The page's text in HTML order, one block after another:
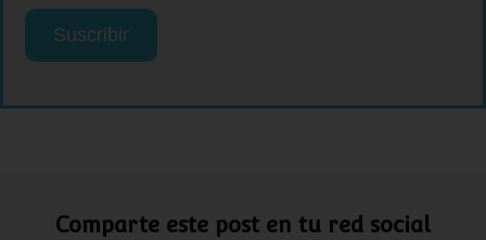
electrónico
Suscribir
Comparte este post en tu red social